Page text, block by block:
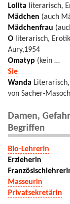
Lolita literarisch,
Mädchen (auch
Mädchenfrau
O literarisch,
Aury,1954
Omatyp (kein …
Sie
Wanda
von Sacher-
Damen,
Begriffen
Bio-Lehrerin
Erzieherin
Masseurin
Privatsekretärin